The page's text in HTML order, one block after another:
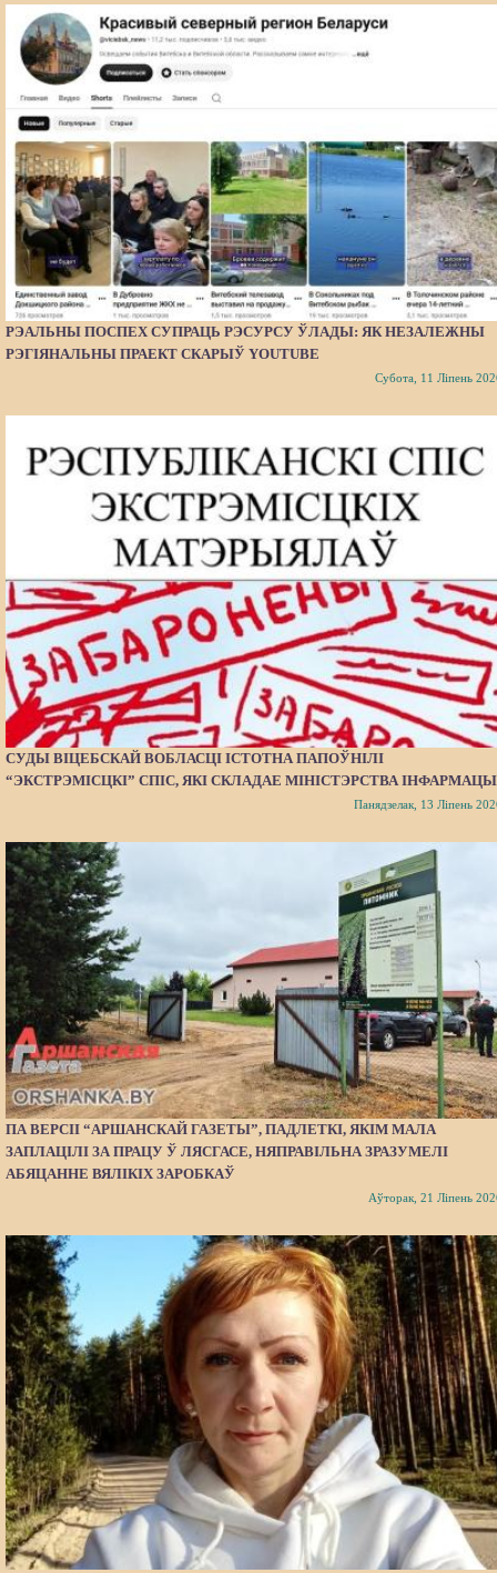
РЭАЛЬНЫ ПОСПЕХ СУПРАЦЬ РЭСУРСУ ЎЛАДЫ: ЯК НЕЗАЛЕЖНЫ
РЭГІЯНАЛЬНЫ ПРАЕКТ СКАРЫЎ YOUTUBE
Субота, 11 Ліпень
СУДЫ ВІЦЕБСКАЙ ВОБЛАСЦІ ІСТОТНА ПАПОЎНІЛІ
“ЭКСТРЭМІСЦКІ” СПІС, ЯКІ СКЛАДАЕ МІНІСТЭРСТВА
Панядзелак, 13 Ліпень
ПА ВЕРСІІ “АРШАНСКАЙ ГАЗЕТЫ”, ПАДЛЕТКІ, ЯКІМ МАЛА
ЗАПЛАЦІЛІ ЗА ПРАЦУ Ў ЛЯСГАСЕ, НЯПРАВІЛЬНА ЗРАЗУМЕЛІ
АБЯЦАННЕ ВЯЛІКІХ ЗАРОБКАЎ
Аўторак, 21 Ліпень